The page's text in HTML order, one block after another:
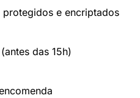
protegidos e encriptados
das 15h)